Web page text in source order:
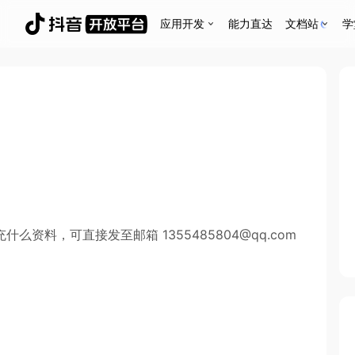
应用开发 能力直达 文档站
什么资料，可直接发至邮箱 1355485804@qq.com